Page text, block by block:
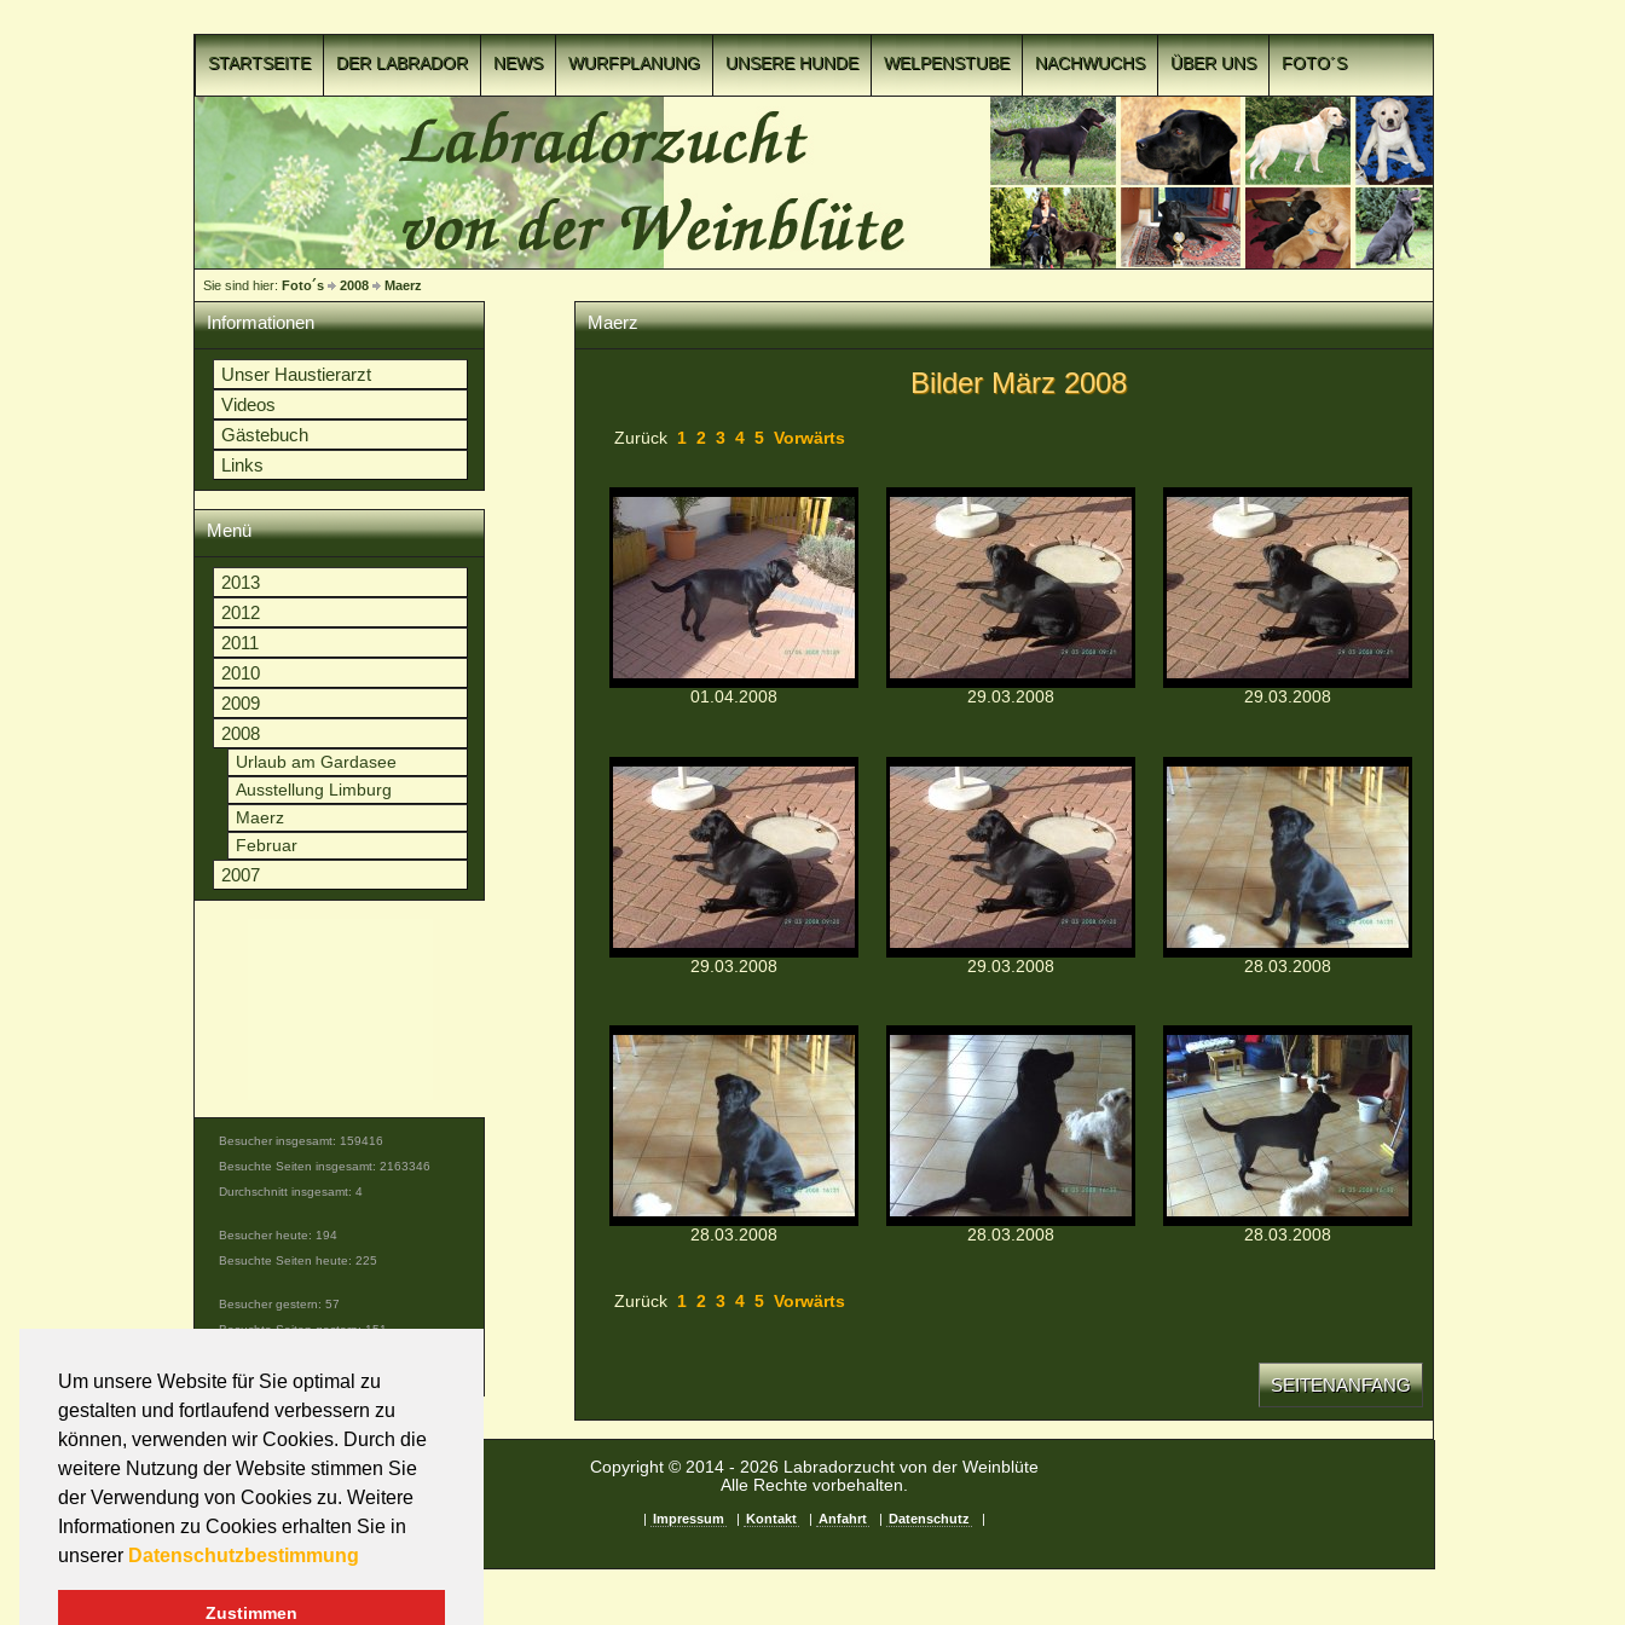
Um unsere Website für Sie optimal zu
gestalten und fortlaufend verbessern zu
können, verwenden wir Cookies. Durch die
weitere Nutzung der Website stimmen Sie
der Verwendung von Cookies zu. Weitere
Informationen zu Cookies erhalten Sie in
unserer Datenschutzbestimmung
Zustimmen
STARTSEITE DER LABRADOR NEWS WURFPLANUNG UNSERE HUNDE WELPENSTUBE NACHWUCHS ÜBER UNS FOTO´S
VIDEOCLIPS
Sie sind hier: Foto´s 2008 Maerz
Maerz
Bilder März 2008
Zurück 1 2 3 4 5 Vorwärts
01.04.2008 29.03.2008 29.03.2008
29.03.2008 29.03.2008 28.03.2008
28.03.2008 28.03.2008 28.03.2008
Zurück 1 2 3 4 5 Vorwärts
SEITENANFANG
Informationen
Unser Haustierarzt
Videos
Gästebuch
Links
Menü
2013
2012
2011
2010
2009
2008
Urlaub am Gardasee
Ausstellung Limburg
Maerz
Februar
2007
Besucher insgesamt: 159416
Besuchte Seiten insgesamt: 2163346
Durchschnitt insgesamt: 4
Besucher heute: 194
Besuchte Seiten heute: 225
Besucher gestern: 57
Besuchte Seiten gestern: 151
Gerade online: 1
Copyright © 2014 - 2026 Labradorzucht von der Weinblüte
Alle Rechte vorbehalten.
| Impressum | Kontakt | Anfahrt | Datenschutz |